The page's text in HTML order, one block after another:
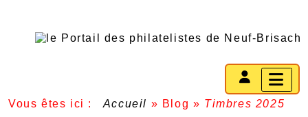
Vous êtes ici : Accueil » Blog » Timbres 2025